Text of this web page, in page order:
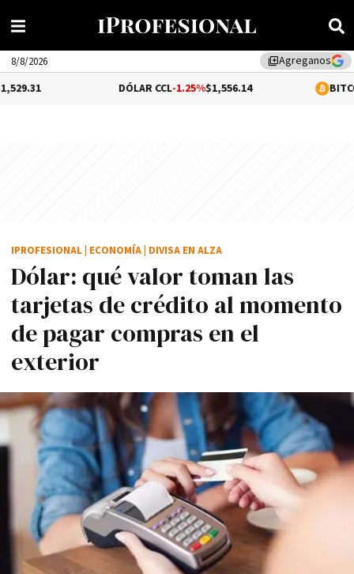
library_addAgreganos
8/8/2026
-1.25%$1,556.14 -0.02%
Dólar: qué valor toman las
tarjetas de crédito al momento
de pagar compras en el
exterior
IPROFESIONAL ECONOMÍA DIVISA EN ALZA